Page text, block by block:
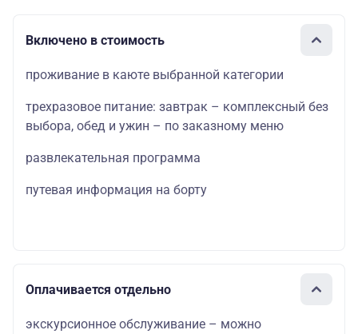
Включено в стоимость
проживание в каюте выбранной категории
трехразовое питание: завтрак – комплексный без
выбора, обед и ужин – по заказному меню
развлекательная программа
путевая информация на борту
Оплачивается отдельно
экскурсионное обслуживание – можно